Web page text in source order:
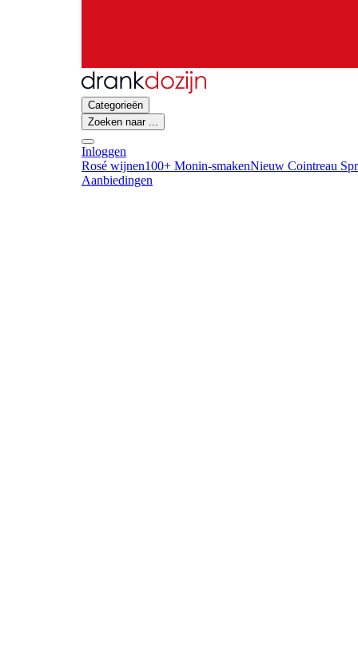
Categorieën
Zoeken naar ...
Inloggen
Rosé wijnen100+ Monin-smakenNieuw Cointreau
Aanbiedingen